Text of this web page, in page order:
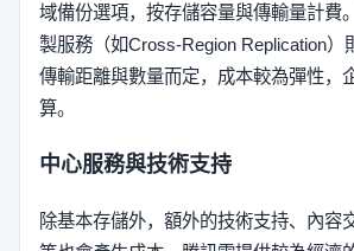
域備份選項，按存儲容量與傳輸量計費
製服務（如Cross-Region Replication）
傳輸距離與數量而定，成本較為彈性，
算。
中心服務與技術支持
除基本存儲外，額外的技術支持、內容